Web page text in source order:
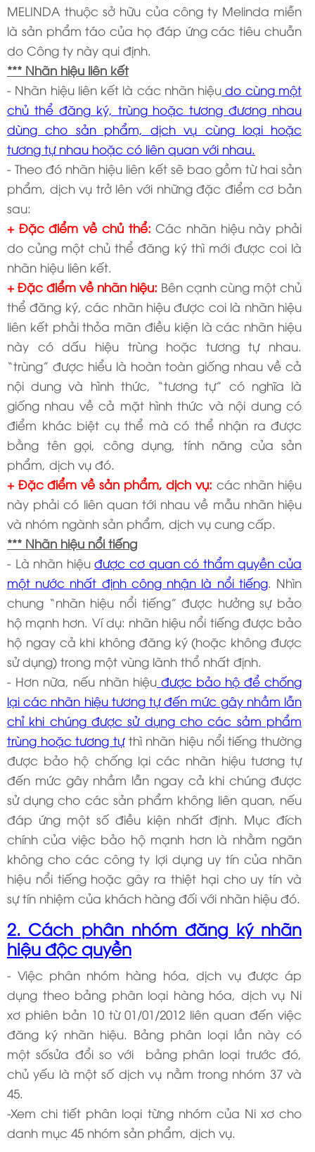
MELINDA thuộc sở hữu của công ty Melinda miễn
là sản phẩm táo của họ đáp ứng các tiêu chuẫn
do Công ty này qui định.
*** Nhãn hiệu liên kết
- Nhãn hiệu liên kết là các nhãn hiệu do cùng một
chủ thể đăng ký, trùng hoặc tương đương nhau
dùng cho sản phẩm, dịch vụ cùng loại hoặc
tương tự nhau hoặc có liên quan với nhau.
- Theo đó nhãn hiệu liên kết sẽ bao gồm từ hai sản
phẩm, dịch vụ trở lên với những đặc điểm cơ bản
sau:
+ Đặc điểm về chủ thể: Các nhãn hiệu này phải
do củng một chủ thể đăng ký thì mới được coi là
nhãn hiệu liên kết.
+ Đặc điểm về nhãn hiệu: Bên cạnh cùng một chủ
thể đăng ký, các nhãn hiệu được coi là nhãn hiệu
liên kết phải thỏa mãn điều kiện là các nhãn hiệu
này có dấu hiệu trùng hoặc tương tự nhau.
“trùng” được hiểu là hoàn toàn giống nhau về cả
nội dung và hình thức, “tương tự” có nghĩa là
giống nhau về cả mặt hình thức và nội dung có
điểm khác biệt cụ thể mà có thể nhận ra được
bằng tên gọi, công dụng, tính năng của sản
phẩm, dịch vụ đó.
+ Đặc điểm về sản phẩm, dịch vụ: các nhãn hiệu
này phải có liên quan tới nhau về mẫu nhãn hiệu
và nhóm ngành sản phẩm, dịch vụ cung cấp.
*** Nhãn hiệu nổi tiếng
- Là nhãn hiệuđược cơ quan có thẩm quyền của
một nước nhất định công nhận là nổi tiếng. Nhìn
chung “nhãn hiệu nổi tiếng” được hưởng sự bảo
hộ mạnh hơn. Ví dụ: nhãn hiệu nổi tiếng được bảo
hộ ngay cả khi không đăng ký (hoặc không được
sử dụng) trong một vùng lãnh thổ nhất định.
- Hơn nữa, nếu nhãn hiệu được bảo hộ để chống
lại các nhãn hiệu tương tự đến mức gây nhầm lẫn
chỉ khi chúng được sử dụng cho các sảm phẩm
trùng hoặc tương tựthì nhãn hiệu nổi tiếng thường
được bảo hộ chống lại các nhãn hiệu tương tự
đến mức gây nhầm lẫn ngay cả khi chúng được
sử dụng cho các sản phẩm không liên quan, nếu
đáp ứng một số điều kiện nhất định. Mục đích
chính của việc bảo hộ mạnh hơn là nhằm ngăn
không cho các công ty lợi dụng uy tín của nhãn
hiệu nổi tiếng hoặc gây ra thiệt hại cho uy tín và
sự tín nhiệm của khách hàng đối với nhãn hiệu đó.
2. Cách phân nhóm đăng ký nhãn
hiệu độc quyền
- Việc phân nhóm hàng hóa, dịch vụ được áp
dụng theo bảng phân loại hàng hóa, dịch vụ Ni
xơ phiên bản 10 từ 01/01/2012 liên quan đến việc
đăng ký nhãn hiệu. Bảng phân loại lần này có
một sốsửa đổi so với bảng phân loại trước đó,
chủ yếu là một số dịch vụ nằm trong nhóm 37 và
45.
-Xem chi tiết phân loại từng nhóm của Ni xơ cho
danh mục 45 nhóm sản phẩm, dịch vụ.